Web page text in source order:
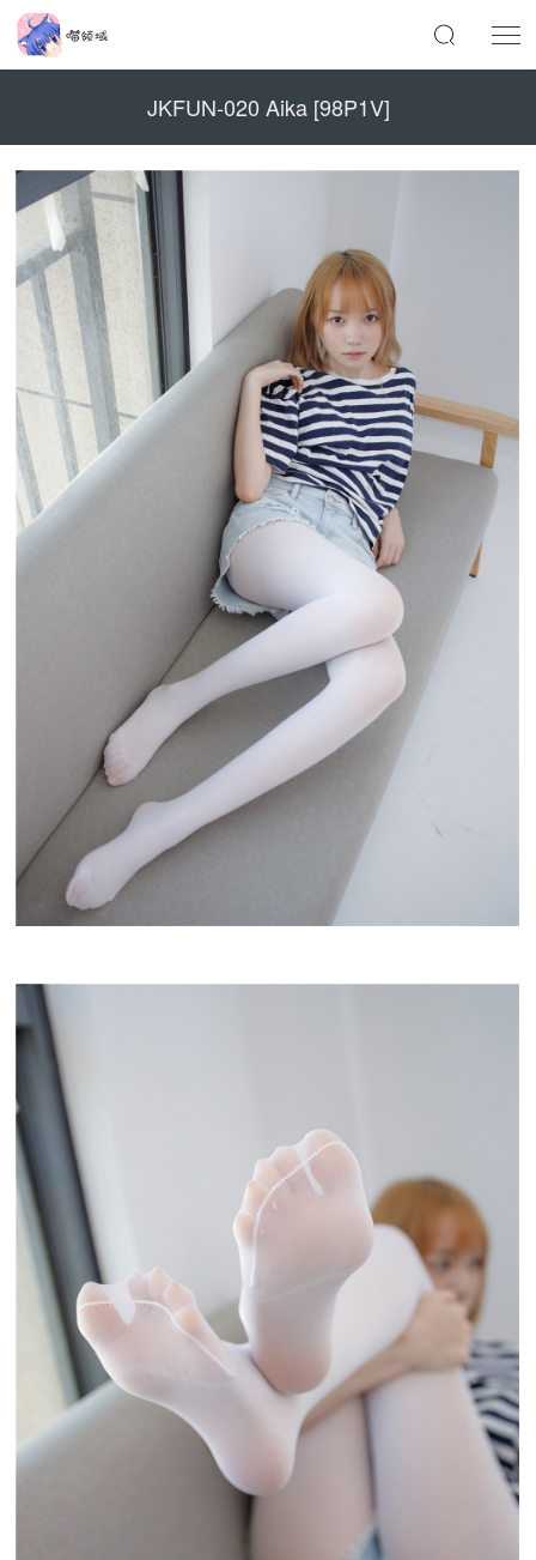
JKFUN-020 Aika [98P1V]